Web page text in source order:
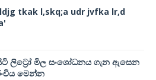
tkak l,skq;a udr jvfka lr,d
ලිට්‍රෝ මිල සංශෝධනය ගැන ඇසෙන
මෙන්න